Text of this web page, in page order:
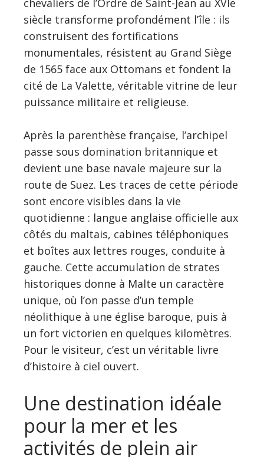
siècle transforme profondément l’île : ils
construisent des fortifications
monumentales, résistent au Grand Siège
de 1565 face aux Ottomans et fondent la
cité de La Valette, véritable vitrine de leur
puissance militaire et religieuse.
Après la parenthèse française, l’archipel
passe sous domination britannique et
devient une base navale majeure sur la
route de Suez. Les traces de cette période
sont encore visibles dans la vie
quotidienne : langue anglaise officielle aux
côtés du maltais, cabines téléphoniques
et boîtes aux lettres rouges, conduite à
gauche. Cette accumulation de strates
historiques donne à Malte un caractère
unique, où l’on passe d’un temple
néolithique à une église baroque, puis à
un fort victorien en quelques kilomètres.
Pour le visiteur, c’est un véritable livre
d’histoire à ciel ouvert.
Une destination idéale
pour la mer et les
activités de plein air